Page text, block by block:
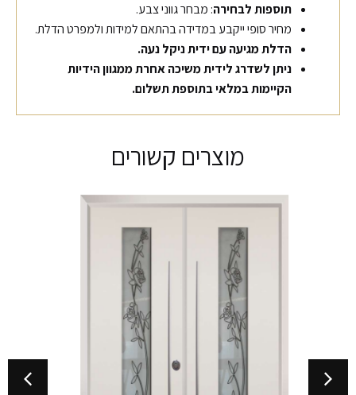
תוספות לבחירה: מבחר גווני צבע.
מחיר סופי ייקבע במדידה בהתאם למידות ולמפרט הדלת.
הדלת מגיעה עם ידית ניקל נעה.
ניתן לשדרג לידית משיכה אחרת ממגוון הידיות
הקיימות במלאי בתוספת תשלום.
מוצרים קשורים